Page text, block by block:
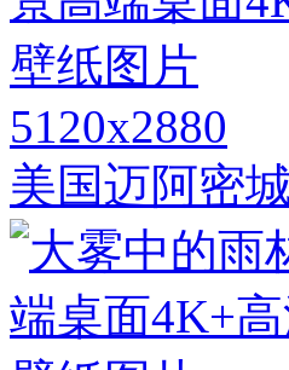
5120x2880
美国迈阿密